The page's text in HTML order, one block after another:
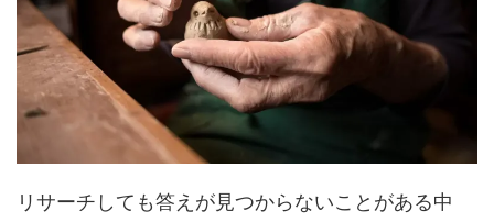
リサーチしても答えが見つからないことがある中